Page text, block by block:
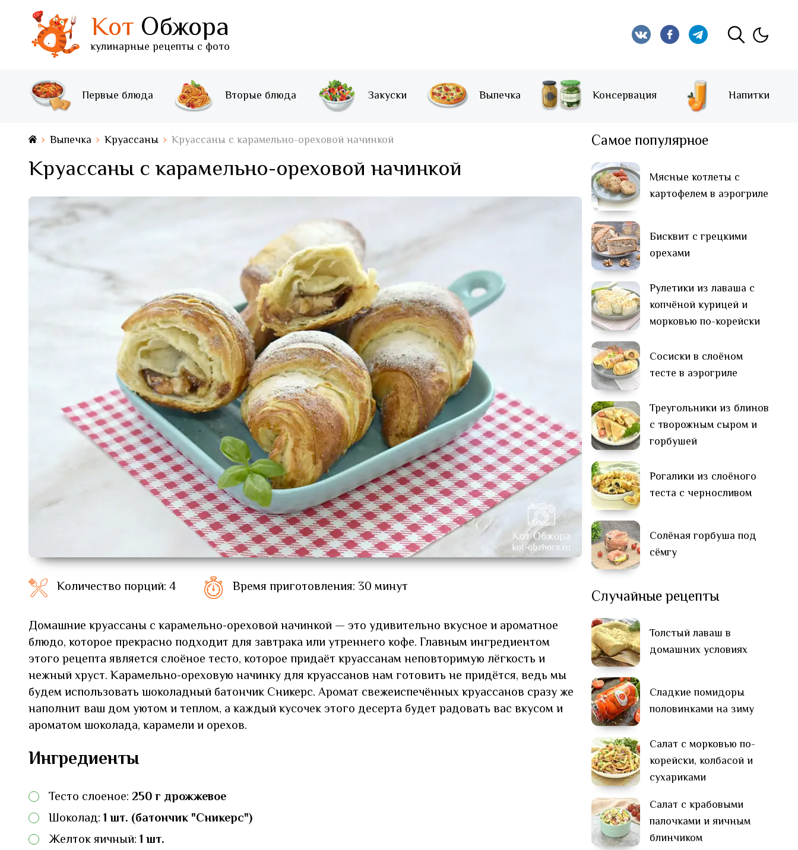
Кот Обжора
кулинарные рецепты с фото
Первые блюда Вторые блюда Закуски Выпечка Консервация Напитки
Выпечка Круассаны Круассаны с карамельно-ореховой начинкой
Круассаны с карамельно-ореховой начинкой
Количество порций: 4 Время приготовления: 30 минут
Домашние круассаны с карамельно-ореховой начинкой — это удивительно вкусное и ароматное
блюдо, которое прекрасно подходит для завтрака или утреннего кофе. Главным ингредиентом
этого рецепта является слоёное тесто, которое придаёт круассанам неповторимую лёгкость и
нежный хруст. Карамельно-ореховую начинку для круассанов нам готовить не придётся, ведь мы
будем использовать шоколадный батончик Сникерс. Аромат свежеиспечённых круассанов сразу же
наполнит ваш дом уютом и теплом, а каждый кусочек этого десерта будет радовать вас вкусом и
ароматом шоколада, карамели и орехов.
Ингредиенты
Тесто слоеное: 250 г дрожжевое
Шоколад:1 шт. (батончик "Сникерс")
Желток яичный:1 шт.
Самое популярное
Мясные котлеты с
картофелем в аэрогриле
Бисквит с грецкими
орехами
Рулетики из лаваша с
копчёной курицей и
морковью по-корейски
Сосиски в слоёном
тесте в аэрогриле
Треугольники из блинов
с творожным сыром и
горбушей
Рогалики из слоёного
теста с черносливом
Солёная горбуша под
сёмгу
Случайные рецепты
Толстый лаваш в
домашних условиях
Сладкие помидоры
половинками на зиму
Салат с морковью по-
корейски, колбасой и
сухариками
Салат с крабовыми
палочками и яичным
блинчиком